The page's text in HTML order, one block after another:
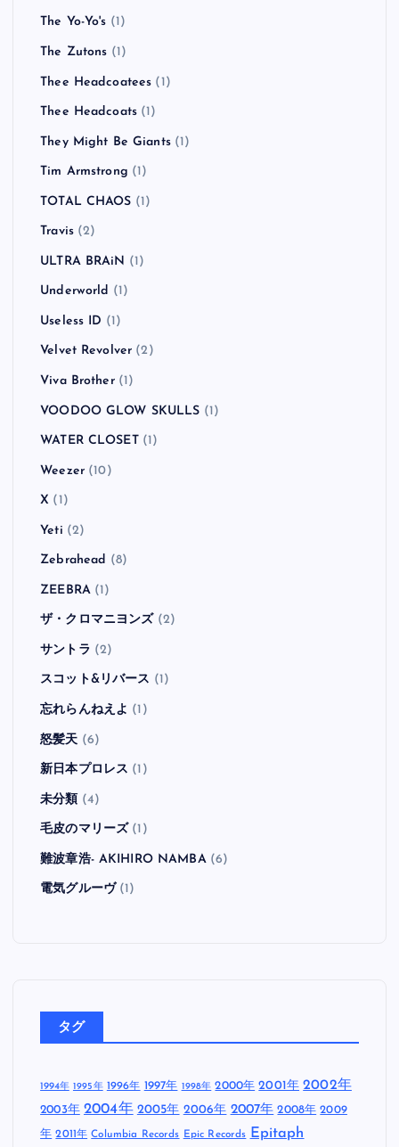
The Yo-Yo's (1)
The Zutons (1)
Thee Headcoatees (1)
Thee Headcoats (1)
They Might Be Giants(1)
Tim Armstrong (1)
TOTAL CHAOS (1)
Travis(2)
ULTRA BRAiN (1)
Underworld (1)
Useless ID (1)
Velvet Revolver (2)
Viva Brother(1)
VOODOO GLOW SKULLS (1)
WATER CLOSET(1)
Weezer(10)
X (1)
Yeti (2)
Zebrahead (8)
ZEEBRA(1)
ザ・クロマニヨンズ (2)
サントラ (2)
スコット&リバース (1)
忘れらんねえよ (1)
怒髪天 (6)
新日本プロレス (1)
未分類 (4)
毛皮のマリーズ (1)
難波章浩- AKIHIRO NAMBA(6)
電気グルーヴ(1)
タグ
1994年 1995年 1996年 1997年 1998年 2000年 2001年 2002年
2003年 2004年 2005年 2006年 2007年 2008年 2009
年 2011年 Columbia Records Epic Records Epitaph